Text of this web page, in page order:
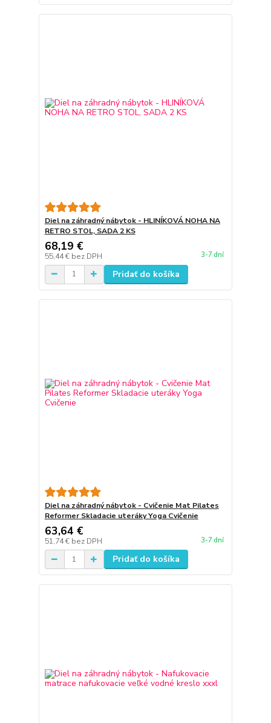
Diel na záhradný nábytok - HLINÍKOVÁ NOHA NA
RETRO STOL, SADA 2 KS
68,19 €
55,44 € bez DPH 3-7 dní
Pridať do košíka
Diel na záhradný nábytok - Cvičenie Mat Pilates
Reformer Skladacie uteráky Yoga Cvičenie
63,64 €
51,74 € bez DPH 3-7 dní
Pridať do košíka